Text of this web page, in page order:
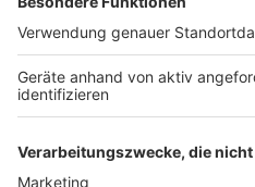
Erftstadt: Feuerwehr-
Terrassenfreibad:
Eröffnung 2027 fest